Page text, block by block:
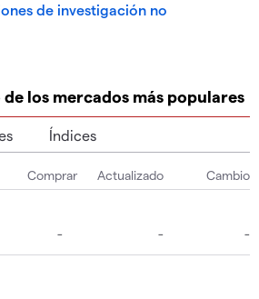
de investigación no
los mercados más populares
Índices